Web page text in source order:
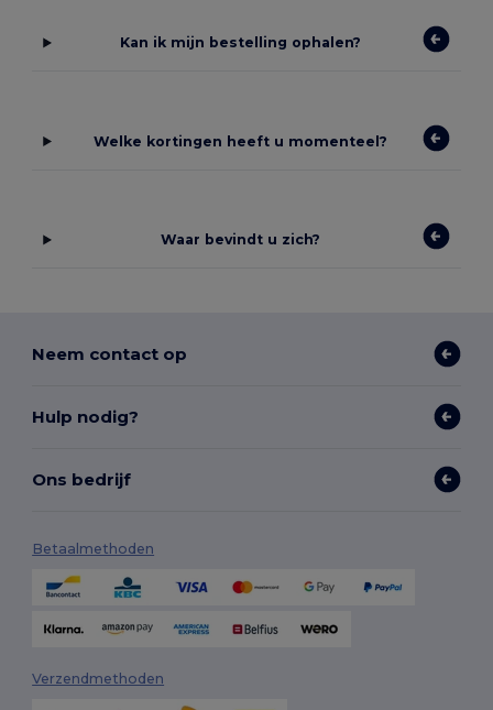
Kan ik mijn bestelling ophalen?
Welke kortingen heeft u momenteel?
Waar bevindt u zich?
Neem contact op
Hulp nodig?
Ons bedrijf
Betaalmethoden
Verzendmethoden